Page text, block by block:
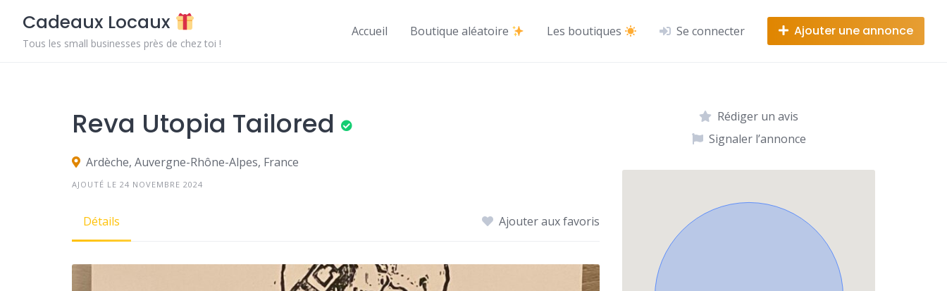
content
Cadeaux Locaux
Tous les small businesses près de chez toi !
Accueil Boutique aléatoire Les boutiques Se connecter Ajouter une annonce
Reva Utopia Tailored
Ardèche, Auvergne-Rhône-Alpes, France
AJOUTÉ LE 24 NOVEMBRE 2024
Détails Ajouter aux favoris
Rédiger un avis
Signaler l’annonce